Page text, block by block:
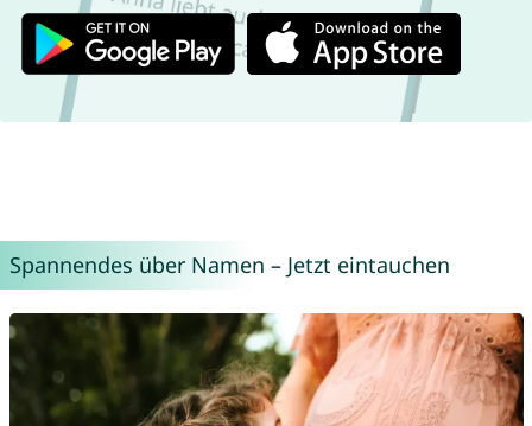
Spannendes über Namen – Jetzt eintauchen